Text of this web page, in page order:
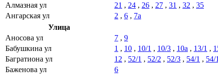
Алмазная ул
21 , 24 , 26 , 27 , 31 , 32 , 35
Ангарская ул
2 , 6 , 7а
Улица
Аносова ул
7 , 9
Бабушкина ул
1 , 10 , 10/1 , 10/3 , 10а , 13/1 ,
Багратиона ул
12 , 52/1 , 52/2 , 52/3 , 54/1 , 54/
Баженова ул
6